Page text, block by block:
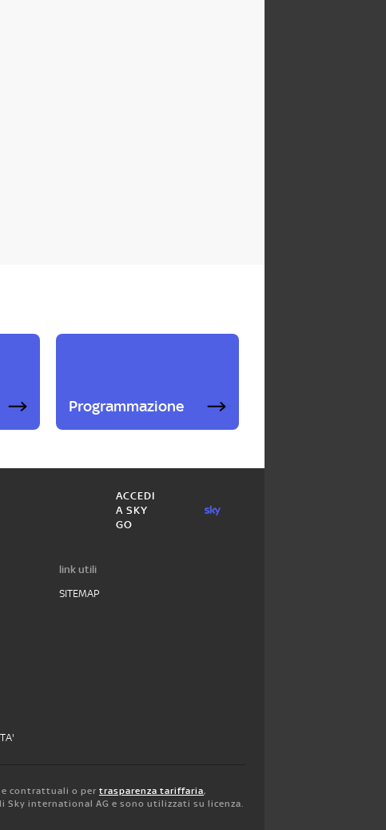
Programmazione
ACCEDI
A SKY
GO
link utili
SITEMAP
contrattuali o per trasparenza tariffaria,
international AG e sono utilizzati su licenza.